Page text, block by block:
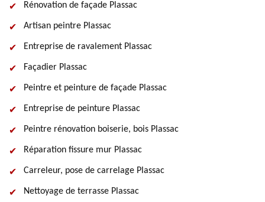
Rénovation de façade Plassac
Artisan peintre Plassac
Entreprise de ravalement Plassac
Façadier Plassac
Peintre et peinture de façade Plassac
Entreprise de peinture Plassac
Peintre rénovation boiserie, bois Plassac
Réparation fissure mur Plassac
Carreleur, pose de carrelage Plassac
Nettoyage de terrasse Plassac